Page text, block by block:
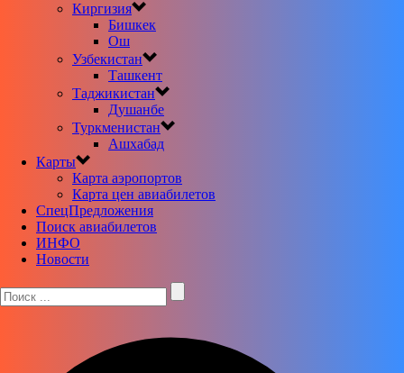
Киргизия
Бишкек
Ош
Узбекистан
Ташкент
Таджикистан
Душанбе
Туркменистан
Ашхабад
Карты
Карта аэропортов
Карта цен авиабилетов
CпецПредложения
Поиск авиабилетов
ИНФО
Новости